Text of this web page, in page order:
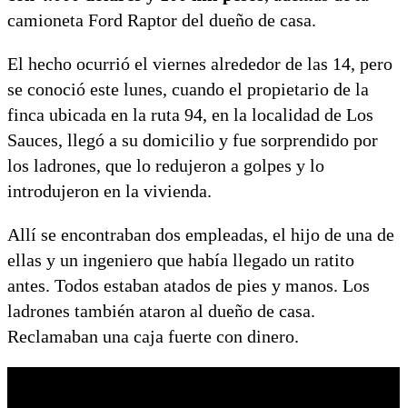
camioneta Ford Raptor del dueño de casa.
El hecho ocurrió el viernes alrededor de las 14, pero
se conoció este lunes, cuando el propietario de la
finca ubicada en la ruta 94, en la localidad de Los
Sauces, llegó a su domicilio y fue sorprendido por
los ladrones, que lo redujeron a golpes y lo
introdujeron en la vivienda.
Allí se encontraban dos empleadas, el hijo de una de
ellas y un ingeniero que había llegado un ratito
antes. Todos estaban atados de pies y manos. Los
ladrones también ataron al dueño de casa.
Reclamaban una caja fuerte con dinero.